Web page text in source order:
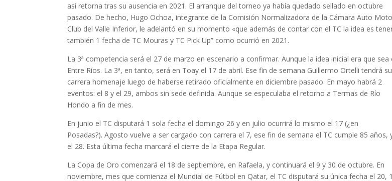
así retorna tras su ausencia en 2021. El arranque del torneo ya había quedado sellado en octubre
pasado. De hecho, Hugo Ochoa, integrante de la Comisión Normalizadora de la Cámara Auto Moto
Club del Valle Inferior, le adelantó en su momento «que además de contar con el TC la idea es
también 1 fecha de TC Mouras y TC Pick Up” como ocurrió en 2021.
La 3ª competencia será el 27 de marzo en escenario a confirmar. Aunque la idea inicial era que sea
Entre Ríos. La 3ª, en tanto, será en Toay el 17 de abril. Ese fin de semana Guillermo Ortelli tendrá su
carrera homenaje luego de haberse retirado oficialmente en diciembre pasado. En mayo habrá 2
eventos: el 8 y el 29, ambos sin sede definida. Aunque se especulaba el retorno a Termas de Río
Hondo a fin de mes.
En junio el TC disputará 1 sola fecha el domingo 26 y en julio ocurrirá lo mismo el 17 (¿en
Posadas?). Agosto vuelve a ser cargado con carrera el 7, ese fin de semana el TC cumple 85 años,
el 28. Esta última fecha marcará el cierre de la Etapa Regular.
La Copa de Oro comenzará el 18 de septiembre, en Rafaela, y continuará el 9 y 30 de octubre. En
noviembre, mes que comienza el Mundial de Fútbol en Qatar, el TC disputará su única fecha el 20, 1